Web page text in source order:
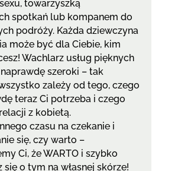
towarzyszką
spotkań lub kompanem do
podróży. Każda dziewczyna
może być dla Ciebie, kim
Wachlarz usług pięknych
szeroki – tak
zależy od tego, czego
teraz Ci potrzeba i czego
z kobietą.
czasu na czekanie i
się, czy warto –
Ci, że WARTO i szybko
się o tym na własnej skórze!